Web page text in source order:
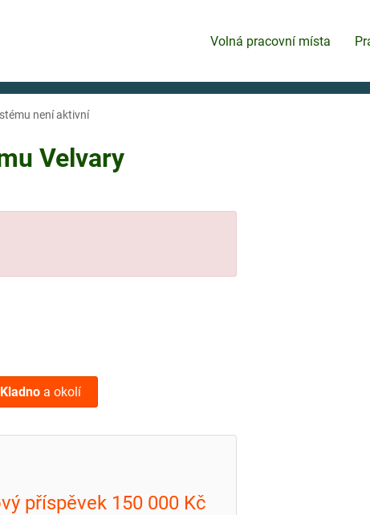
Volná pracovní místa
není aktivní
Velvary
Kladno a okolí
příspěvek 150 000 Kč